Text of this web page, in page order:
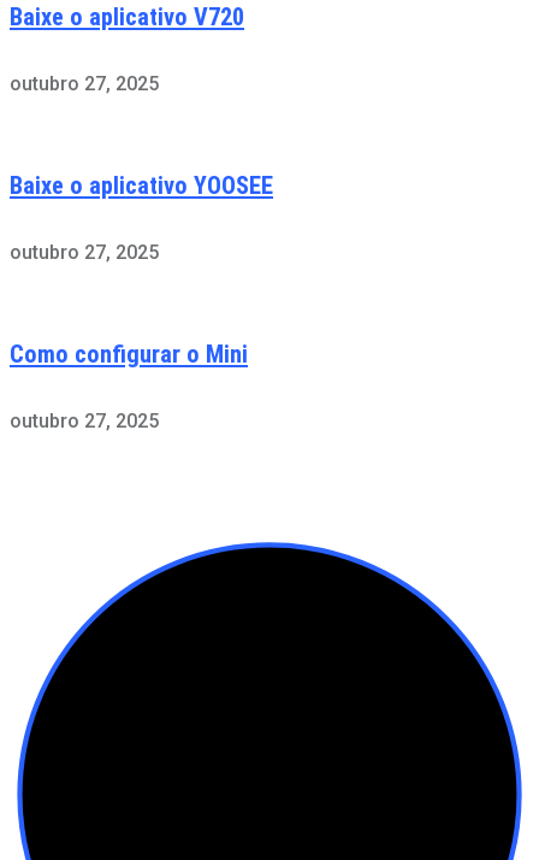
Baixe o aplicativo V720
outubro 27, 2025
Baixe o aplicativo YOOSEE
outubro 27, 2025
Como configurar o Mini
outubro 27, 2025